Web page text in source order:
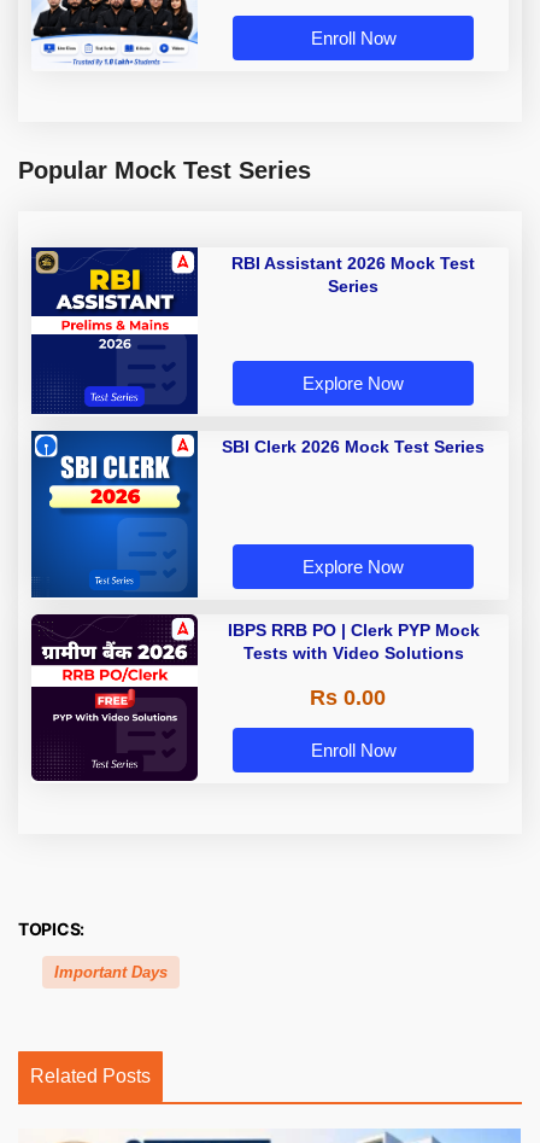
Enroll Now
Popular Mock Test Series
RBI Assistant 2026 Mock Test
Series
Explore Now
SBI Clerk 2026 Mock Test Series
Explore Now
IBPS RRB PO | Clerk PYP Mock
Tests with Video Solutions
Rs 0.00
Enroll Now
TOPICS:
Important Days
Related Posts